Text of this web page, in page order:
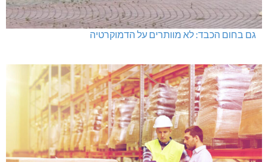
היכל שלמה, מעלות: עונת 26-27